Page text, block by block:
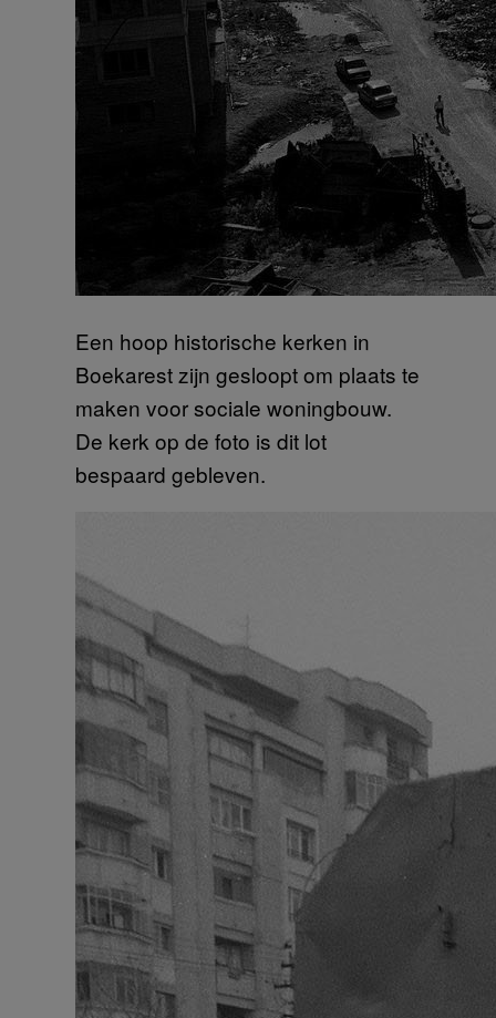
Een hoop historische kerken in
Boekarest zijn gesloopt om plaats te
maken voor sociale woningbouw.
De kerk op de foto is dit lot
bespaard gebleven.